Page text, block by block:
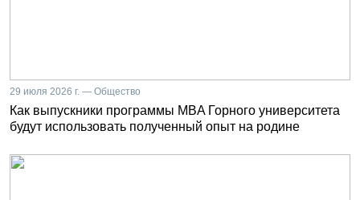
29 июля 2026 г. — Общество
Как выпускники программы MBA Горного университета
будут использовать полученный опыт на родине